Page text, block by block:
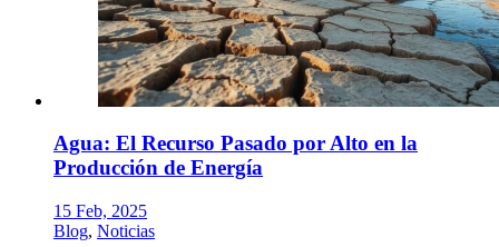
Agua: El Recurso Pasado por Alto en la
Producción de Energía
15 Feb, 2025
Blog, Noticias